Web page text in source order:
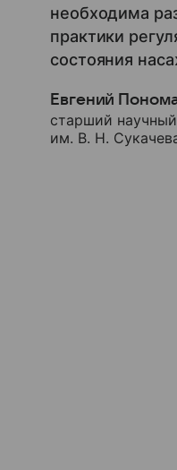
необходима
практики
состояния
Евгений
старший
им. В. Н.